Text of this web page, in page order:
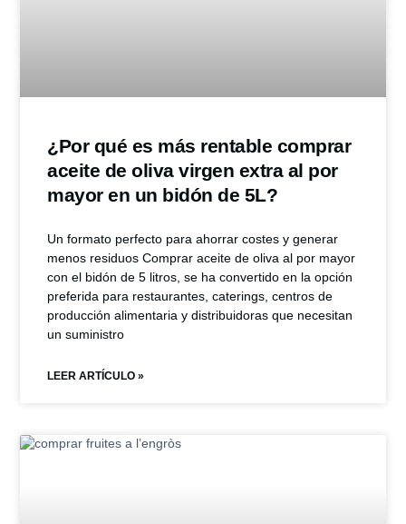
¿Por qué es más rentable comprar
aceite de oliva virgen extra al por
mayor en un bidón de 5L?
Un formato perfecto para ahorrar costes y generar
menos residuos Comprar aceite de oliva al por mayor
con el bidón de 5 litros, se ha convertido en la opción
preferida para restaurantes, caterings, centros de
producción alimentaria y distribuidoras que necesitan
un suministro
LEER ARTÍCULO »